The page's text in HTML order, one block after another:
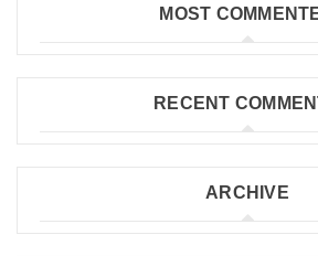
MOST
RECENT
ARCHIVE